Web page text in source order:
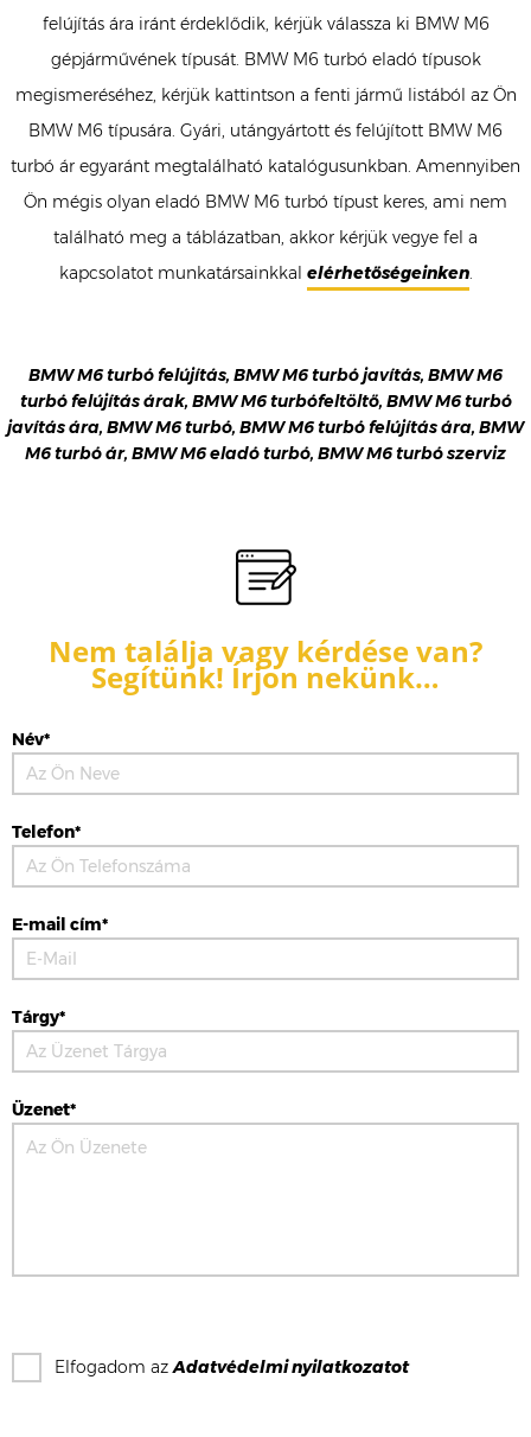
felújítás ára iránt érdeklődik, kérjük válassza ki BMW M6
gépjárművének típusát. BMW M6 turbó eladó típusok
megismeréséhez, kérjük kattintson a fenti jármű listából az Ön
BMW M6 típusára. Gyári, utángyártott és felújított BMW M6
turbó ár egyaránt megtalálható katalógusunkban. Amennyiben
Ön mégis olyan eladó BMW M6 turbó típust keres, ami nem
található meg a táblázatban, akkor kérjük vegye fel a
kapcsolatot munkatársainkkal elérhetőségeinken.
BMW M6 turbó felújítás, BMW M6 turbó javítás, BMW M6
turbó felújítás árak, BMW M6 turbófeltöltő, BMW M6 turbó
javítás ára, BMW M6 turbó, BMW M6 turbó felújítás ára, BMW
M6 turbó ár, BMW M6 eladó turbó, BMW M6 turbó szerviz
Nem találja vagy kérdése van?
Segítünk! Írjon nekünk…
Név*
Telefon*
E-mail cím*
Tárgy*
Üzenet*
Elfogadom azAdatvédelmi nyilatkozatot